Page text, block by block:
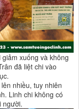
xuống và không
đã liệt chi vào
nhiều, tuy nhiên
Linh chi không có
người.